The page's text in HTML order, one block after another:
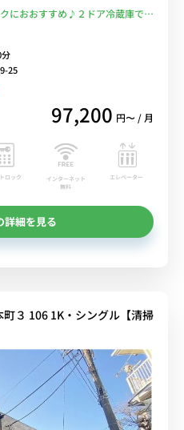
におおすすめ♪２ドア冷蔵庫でた
レンタル中！
25
97,200 円〜 / 月
ロック
インターネット
無料
エレベーター
詳細を見る
３ 106 1K・シングル【清掃